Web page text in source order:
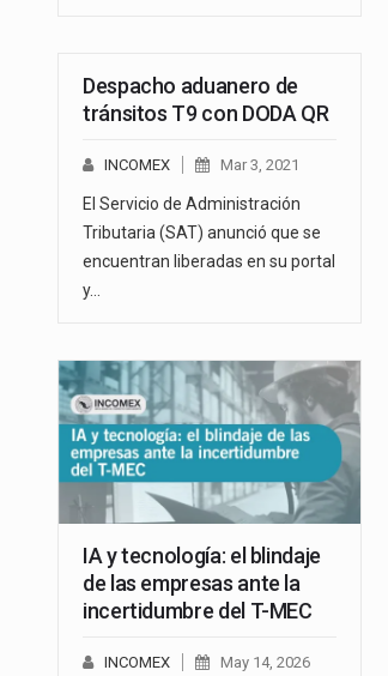
Despacho aduanero de
tránsitos T9 con DODA QR
INCOMEX Mar 3, 2021
El Servicio de Administración
Tributaria (SAT) anunció que se
encuentran liberadas en su portal
y…
IA y tecnología: el blindaje
de las empresas ante la
incertidumbre del T-MEC
INCOMEX May 14, 2026